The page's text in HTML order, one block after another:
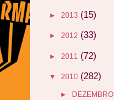
► 2013 (15)
► 2012 (33)
► 2011 (72)
▼ 2010 (282)
► DEZEMBRO